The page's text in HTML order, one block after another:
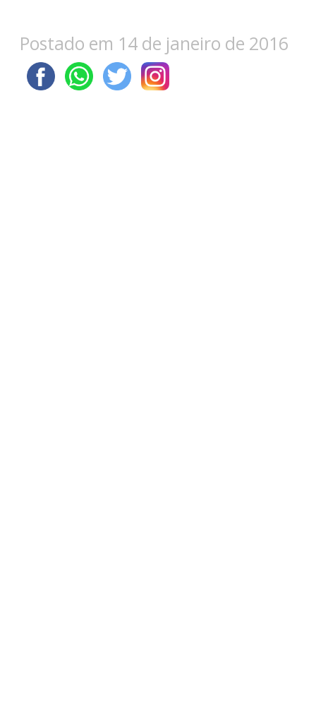
Postado em 14 de janeiro de 2016